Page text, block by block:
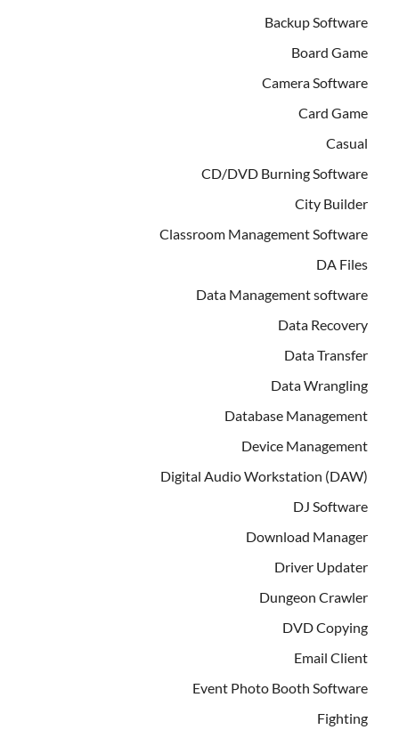
Backup Software
Board Game
Camera Software
Card Game
Casual
CD/DVD Burning Software
City Builder
Classroom Management Software
DA Files
Data Management software
Data Recovery
Data Transfer
Data Wrangling
Database Management
Device Management
Digital Audio Workstation (DAW)
DJ Software
Download Manager
Driver Updater
Dungeon Crawler
DVD Copying
Email Client
Event Photo Booth Software
Fighting